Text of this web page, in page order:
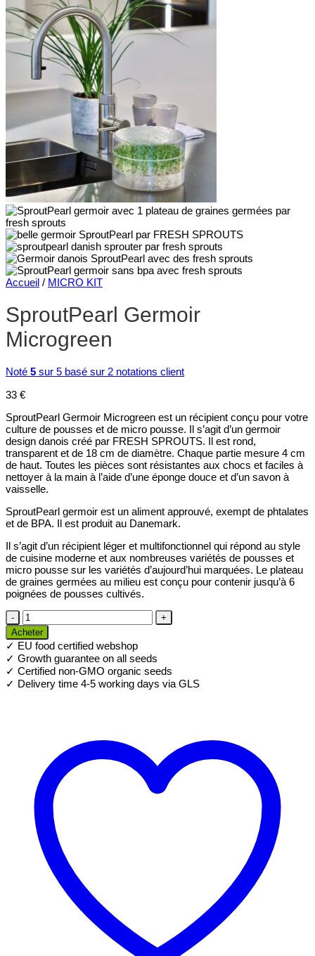
Accueil / MICRO KIT
SproutPearl Germoir
Microgreen
Noté 5 sur 5 basé sur 2 notations client
33 €
SproutPearl Germoir Microgreen est un récipient conçu pour votre
culture de pousses et de micro pousse. Il s’agit d’un germoir
design danois créé par FRESH SPROUTS. Il est rond,
transparent et de 18 cm de diamètre. Chaque partie mesure 4 cm
de haut. Toutes les pièces sont résistantes aux chocs et faciles à
nettoyer à la main à l’aide d’une éponge douce et d’un savon à
vaisselle.
SproutPearl germoir est un aliment approuvé, exempt de phtalates
et de BPA. Il est produit au Danemark.
Il s’agit d’un récipient léger et multifonctionnel qui répond au style
de cuisine moderne et aux nombreuses variétés de pousses et
micro pousse sur les variétés d’aujourd’hui marquées. Le plateau
de graines germées au milieu est conçu pour contenir jusqu’à 6
poignées de pousses cultivés.
quantité
de
SproutPearl
Germoir
Microgreen
Acheter
✓ EU food certified webshop
✓ Growth guarantee on all seeds
✓ Certified non-GMO organic seeds
✓ Delivery time 4-5 working days via GLS